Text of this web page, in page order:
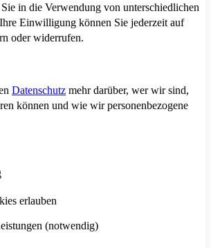
in die Verwendung von unterschiedlichen
Einwilligung können Sie jederzeit auf
oder widerrufen.
Datenschutz mehr darüber, wer wir sind,
können und wie wir personenbezogene
erlauben
(notwendig)